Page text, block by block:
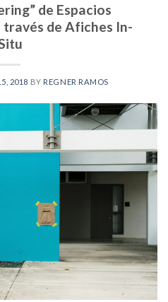
de Espacios
de Afiches In-
2018 BY REGNER RAMOS